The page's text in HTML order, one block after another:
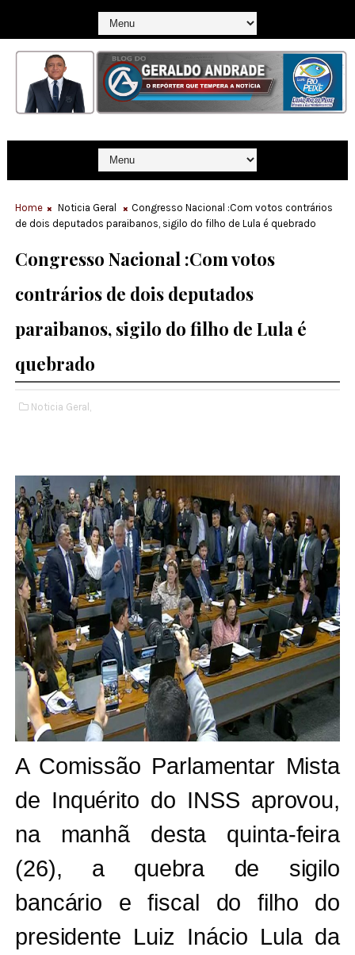
Home Noticia Geral
Congresso Nacional :Com votos contrários
de dois deputados paraibanos, sigilo do filho de Lula é quebrado
Congresso Nacional :Com votos
contrários de dois deputados
paraibanos, sigilo do filho de Lula é
quebrado
Noticia Geral,
A Comissão Parlamentar Mista
de Inquérito do INSS aprovou,
na manhã desta quinta-feira
(26), a quebra de sigilo
bancário e fiscal do filho do
presidente Luiz Inácio Lula da